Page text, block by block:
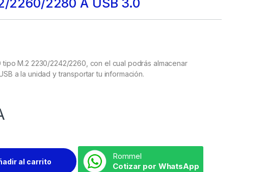
2260/2280 A USB 3.0
tipo M.2 2230/2242/2260, con el cual podrás almacenar
a la unidad y transportar tu información.
al carrito
Rommel
Cotizar por WhatsApp